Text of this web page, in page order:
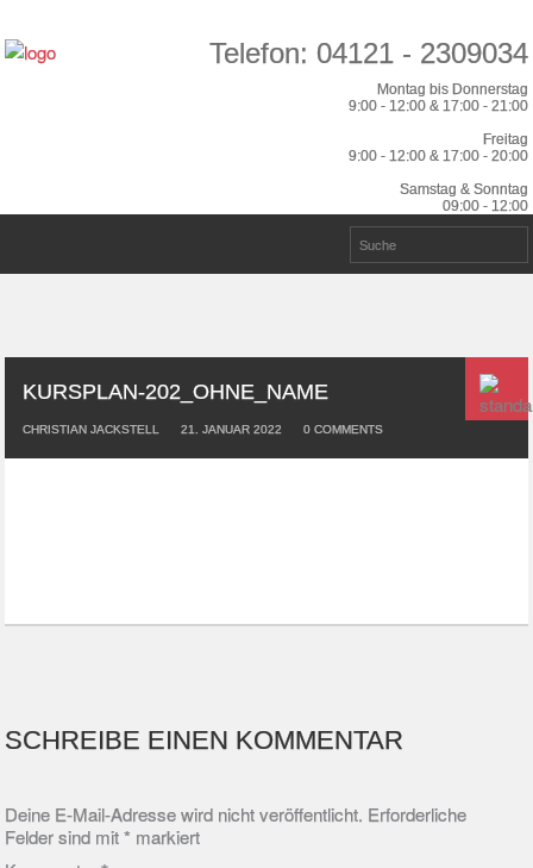
Telefon: 04121 - 2309034
Montag bis Donnerstag
9:00 - 12:00 & 17:00 - 21:00
Freitag
9:00 - 12:00 & 17:00 - 20:00
Samstag & Sonntag
09:00 - 12:00
KURSPLAN-202_OHNE_NAME
CHRISTIAN JACKSTELL 21. JANUAR 2022 0 COMMENTS
SCHREIBE EINEN KOMMENTAR
Deine E-Mail-Adresse wird nicht veröffentlicht. Erforderliche
Felder sind mit* markiert